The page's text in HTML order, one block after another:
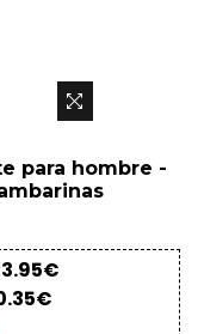
para hombre -